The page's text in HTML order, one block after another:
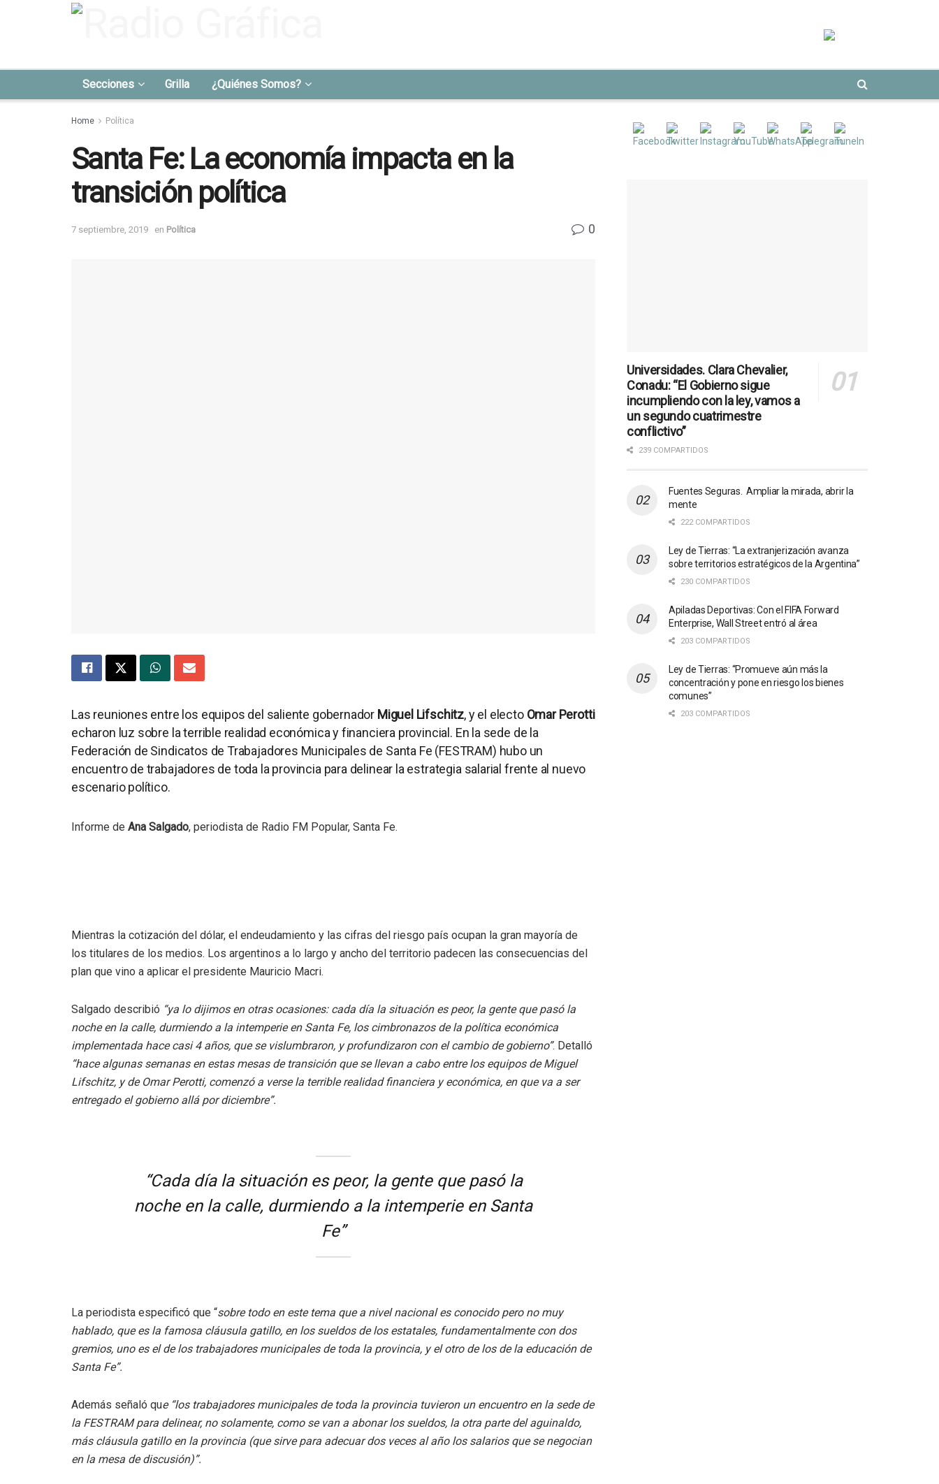
Secciones Grilla ¿Quiénes Somos?
Home Política
Santa Fe: La economía impacta en la
transición política
7 septiembre, 2019 en Política 0
Las reuniones entre los equipos del saliente gobernador Miguel Lifschitz, y el electo Omar Perotti
echaron luz sobre la terrible realidad económica y financiera provincial. En la sede de la
Federación de Sindicatos de Trabajadores Municipales de Santa Fe (FESTRAM) hubo un
encuentro de trabajadores de toda la provincia para delinear la estrategia salarial frente al nuevo
escenario político.
Informe de Ana Salgado, periodista de Radio FM Popular, Santa Fe.
Mientras la cotización del dólar, el endeudamiento y las cifras del riesgo país ocupan la gran mayoría de
los titulares de los medios. Los argentinos a lo largo y ancho del territorio padecen las consecuencias del
plan que vino a aplicar el presidente Mauricio Macri.
Salgado describió “ya lo dijimos en otras ocasiones: cada día la situación es peor, la gente que pasó la
noche en la calle, durmiendo a la intemperie en Santa Fe, los cimbronazos de la política económica
implementada hace casi 4 años, que se vislumbraron, y profundizaron con el cambio de gobierno”. Detalló
“hace algunas semanas en estas mesas de transición que se llevan a cabo entre los equipos de Miguel
Lifschitz, y de Omar Perotti, comenzó a verse la terrible realidad financiera y económica, en que va a ser
entregado el gobierno allá por diciembre”.
“Cada día la situación es peor, la gente que pasó la
noche en la calle, durmiendo a la intemperie en Santa
Fe”
La periodista especificó que “sobre todo en este tema que a nivel nacional es conocido pero no muy
hablado, que es la famosa cláusula gatillo, en los sueldos de los estatales, fundamentalmente con dos
gremios, uno es el de los trabajadores municipales de toda la provincia, y el otro de los de la educación de
Santa Fe”.
Además señaló que “los trabajadores municipales de toda la provincia tuvieron un encuentro en la sede de
la FESTRAM para delinear, no solamente, como se van a abonar los sueldos, la otra parte del aguinaldo,
más cláusula gatillo en la provincia (que sirve para adecuar dos veces al año los salarios que se negocian
en la mesa de discusión)”.
Universidades. Clara Chevalier,
Conadu: “El Gobierno sigue
incumpliendo con la ley, vamos a
un segundo cuatrimestre
conflictivo”
239 COMPARTIDOS
Fuentes Seguras. Ampliar la mirada, abrir la
mente
222 COMPARTIDOS
Ley de Tierras: “La extranjerización avanza
sobre territorios estratégicos de la Argentina”
230 COMPARTIDOS
Apiladas Deportivas: Con el FIFA Forward
Enterprise, Wall Street entró al área
203 COMPARTIDOS
Ley de Tierras: “Promueve aún más la
concentración y pone en riesgo los bienes
comunes”
203 COMPARTIDOS